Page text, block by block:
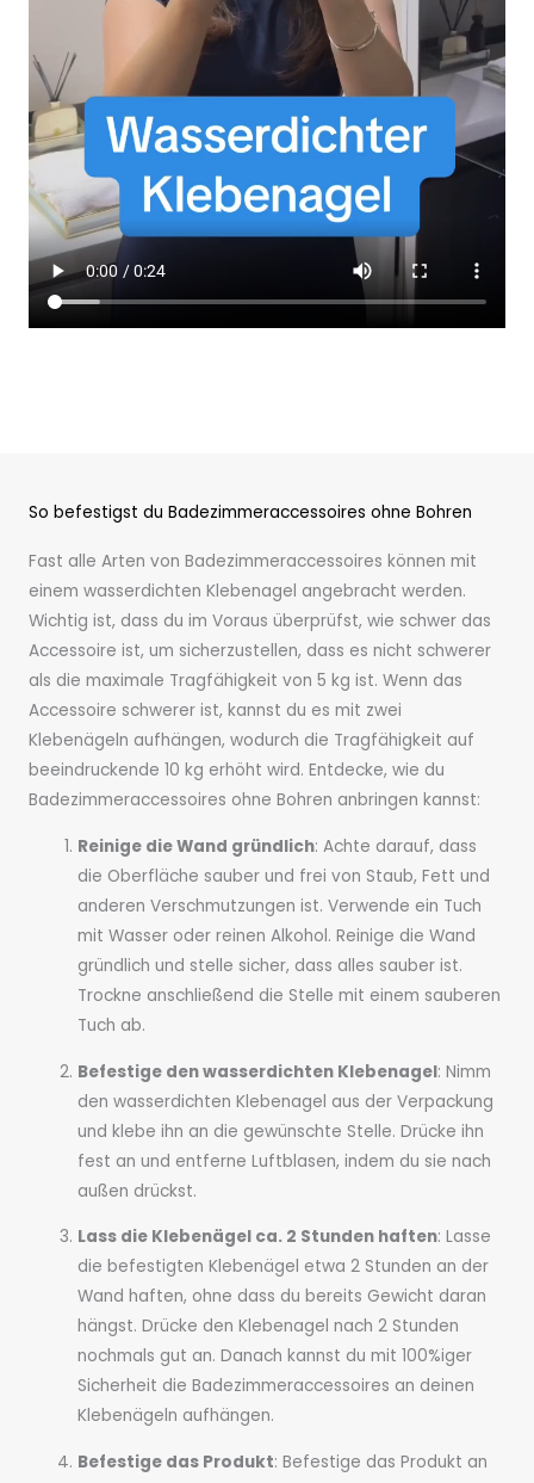
So befestigst du Badezimmeraccessoires ohne Bohren
Fast alle Arten von Badezimmeraccessoires können mit
einem wasserdichten Klebenagel angebracht werden.
Wichtig ist, dass du im Voraus überprüfst, wie schwer das
Accessoire ist, um sicherzustellen, dass es nicht schwerer
als die maximale Tragfähigkeit von 5 kg ist. Wenn das
Accessoire schwerer ist, kannst du es mit zwei
Klebenägeln aufhängen, wodurch die Tragfähigkeit auf
beeindruckende 10 kg erhöht wird. Entdecke, wie du
Badezimmeraccessoires ohne Bohren anbringen kannst:
Reinige die Wand gründlich: Achte darauf, dass
die Oberfläche sauber und frei von Staub, Fett und
anderen Verschmutzungen ist. Verwende ein Tuch
mit Wasser oder reinen Alkohol. Reinige die Wand
gründlich und stelle sicher, dass alles sauber ist.
Trockne anschließend die Stelle mit einem sauberen
Tuch ab.
Befestige den wasserdichten Klebenagel: Nimm
den wasserdichten Klebenagel aus der Verpackung
und klebe ihn an die gewünschte Stelle. Drücke ihn
fest an und entferne Luftblasen, indem du sie nach
außen drückst.
Lass die Klebenägel ca. 2 Stunden haften: Lasse
die befestigten Klebenägel etwa 2 Stunden an der
Wand haften, ohne dass du bereits Gewicht daran
hängst. Drücke den Klebenagel nach 2 Stunden
nochmals gut an. Danach kannst du mit 100%iger
Sicherheit die Badezimmeraccessoires an deinen
Klebenägeln aufhängen.
Befestige das Produkt: Befestige das Produkt an